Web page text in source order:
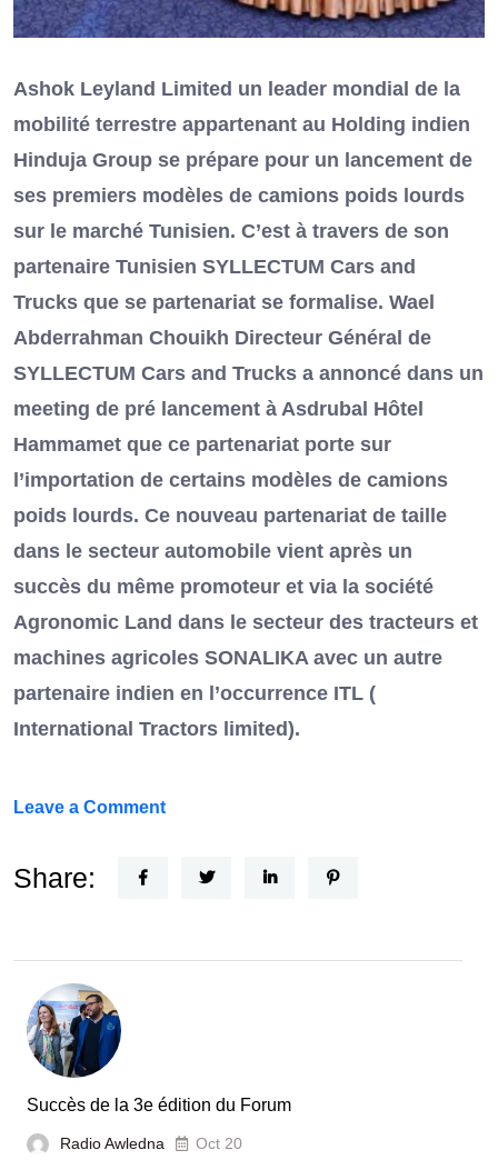
Ashok Leyland Limited un leader mondial de la
mobilité terrestre appartenant au Holding indien
Hinduja Group se prépare pour un lancement de
ses premiers modèles de camions poids lourds
sur le marché Tunisien. C’est à travers de son
partenaire Tunisien SYLLECTUM Cars and
Trucks que se partenariat se formalise. Wael
Abderrahman Chouikh Directeur Général de
SYLLECTUM Cars and Trucks a annoncé dans un
meeting de pré lancement à Asdrubal Hôtel
Hammamet que ce partenariat porte sur
l’importation de certains modèles de camions
poids lourds. Ce nouveau partenariat de taille
dans le secteur automobile vient après un
succès du même promoteur et via la société
Agronomic Land dans le secteur des tracteurs et
machines agricoles SONALIKA avec un autre
partenaire indien en l’occurrence ITL (
International Tractors limited).
Leave a Commenton
Nouvel
le
Tunisie
Share:
Succès de la 3e édition du Forum
Radio Awledna Oct 20